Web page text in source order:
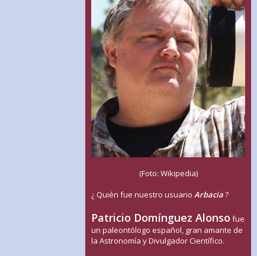
(Foto: Wikipedia)
¿ Quién fue nuestro usuario Arbacia?
Patricio Domínguez Alonso fue
un paleontólogo español, gran amante de
la Astronomía y Divulgador Científico.